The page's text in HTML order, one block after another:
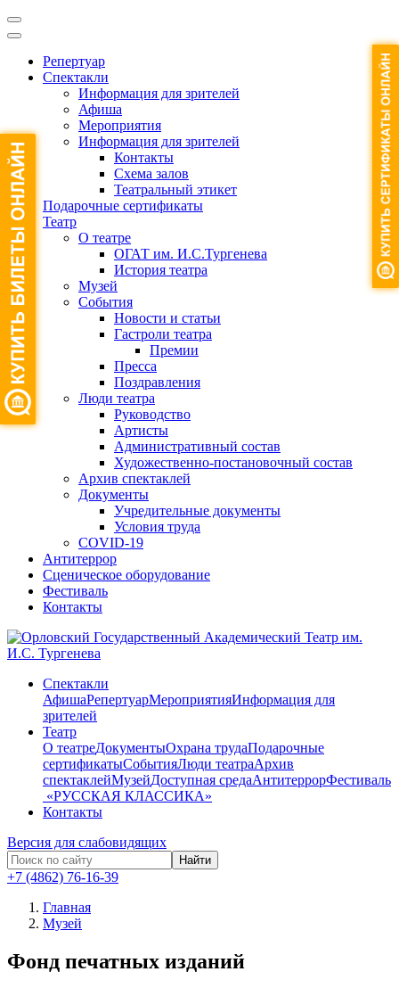
Репертуар
Спектакли
Информация для зрителей
Афиша
Мероприятия
Информация для зрителей
Контакты
Схема залов
Театральный этикет
Подарочные сертификаты
Театр
О театре
ОГАТ им. И.С.Тургенева
История театра
Музей
События
Новости и статьи
Гастроли театра
Премии
Пресса
Поздравления
Люди театра
Руководство
Артисты
Административный состав
Художественно-постановочный состав
Архив спектаклей
Документы
Учредительные документы
Условия труда
COVID-19
Антитеррор
Сценическое оборудование
Фестиваль
Контакты
Спектакли
АфишаРепертуарМероприятияИнформация для
зрителей
Театр
О театреДокументыОхрана трудаПодарочные
сертификатыСобытияЛюди театраАрхив
спектаклейМузейДоступная средаАнтитеррорФестиваль
​ «РУССКАЯ КЛАССИКА»
Контакты
Версия для слабовидящих
Найти
+7 (4862) 76-16-39
Главная
Музей
Фонд печатных изданий